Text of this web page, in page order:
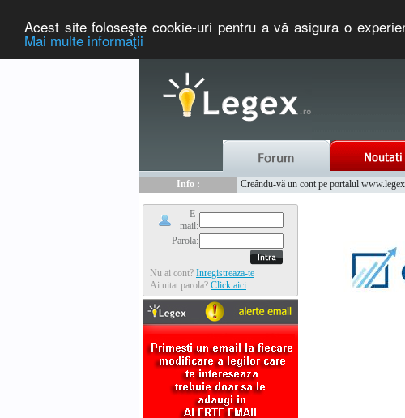
Acest site foloseşte cookie-uri pentru a vă asigura o
Mai multe informaţii
Info :
Creându-vă un cont pe portalul
E-
mail:
Parola:
Nu ai cont? Inregistreaza-te
Ai uitat parola? Click aici